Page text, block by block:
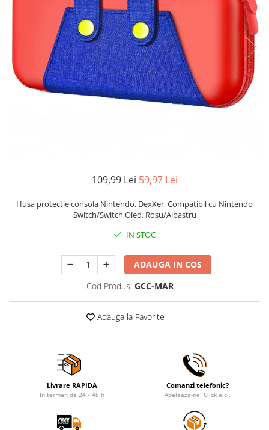
Pistoale de lipit
Termometre bucatarie
Tigai si Seturi
Unelte si aparate de masura
Uscatoare Rufe
Perii de par electrice
Uscatoare de par
109,99 Lei 59,97 Lei
Husa protectie consola Nintendo, DexXer, Compatibil cu Nintendo
Switch/Switch Oled, Rosu/Albastru
IN STOC
ADAUGA IN COS
Cod Produs: GCC-MAR
Adauga la Favorite
Livrare RAPIDA
In termen de 24 / 48 h
Comanzi telefonic?
Apeleaza-ne! Click aici.